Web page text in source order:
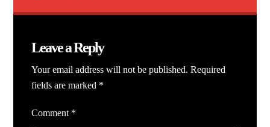
Leave a Reply
Your email address will not be published. Required
fields are marked *
Comment *